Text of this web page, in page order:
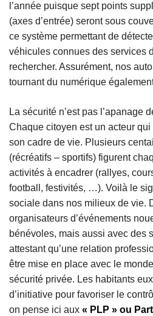
l’année puisque sept points
(axes d’entrée) seront sous
ce système permettant de
véhicules connues des services
rechercher. Assurément, nos
tournant du numérique
La sécurité n’est pas l’apanage
Chaque citoyen est un acteur
son cadre de vie. Plusieurs
(récréatifs – sportifs) figurent
activités à encadrer (rallyes,
football, festivités, …). Voilà le
sociale dans nos milieux de vie.
organisateurs d’événements
bénévoles, mais aussi avec des
attestant qu’une relation
être mise en place avec le
sécurité privée. Les habitants
d’initiative pour favoriser le
on pense ici aux « PLP » ou